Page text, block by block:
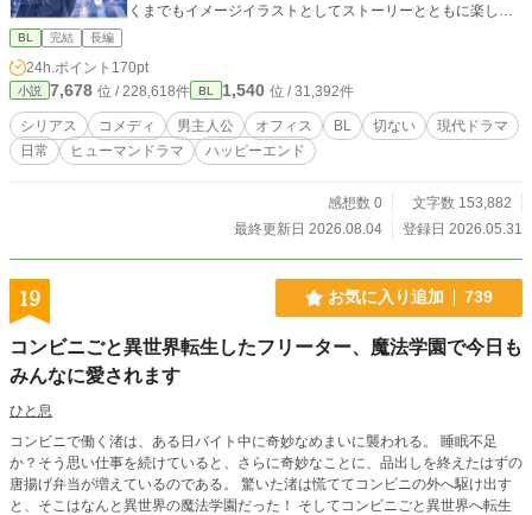
くまでもイメージイラストとしてストーリーとともに楽しん
BL 完結 長編
24h.ポイント 170pt
小説 7,678 位 / 228,618件 BL 1,540 位 / 31,392件
シリアス コメディ 男主人公 オフィス BL 切ない
現代ドラマ
日常
ヒューマンドラマ ハッピーエンド
感想数 0
文字数 153,882
最終更新日 2026.08.04
登録日 2026.05.31
19 お気に入り追加 739
コンビニごと異世界転生したフリーター、魔法学園で今日も
みんなに愛されます
ひと息
コンビニで働く渚は、ある日バイト中に奇妙なめまいに襲われる。 睡眠不足
か？そう思い仕事を続けていると、さらに奇妙なことに、品出しを終えたはずの
唐揚げ弁当が増えているのである。 驚いた渚は慌ててコンビニの外へ駆け出す
と、そこはなんと異世界の魔法学園だった！ そしてコンビニごと異世界へ転生